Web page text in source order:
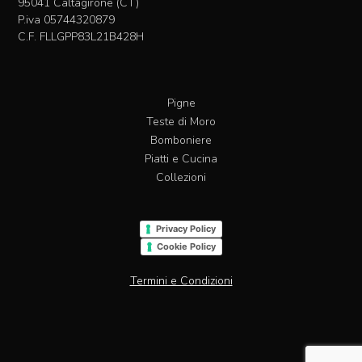
P.iva 05744320879
C.F. FLLGPP83L21B428H
Pigne
Teste di Moro
Bomboniere
Piatti e Cucina
Collezioni
Privacy Policy
Cookie Policy
Termini e Condizioni